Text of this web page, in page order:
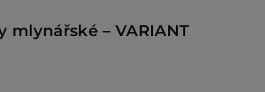
mlynářské – VARIANT